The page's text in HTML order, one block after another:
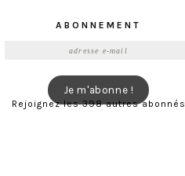
ABONNEMENT
Je m'abonne !
Rejoignez les 398 autres abonnés